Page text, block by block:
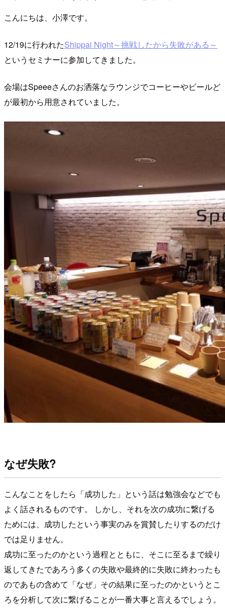
こんにちは、小澤です。
12/19に行われたShippai Night～挑戦したから失敗がある～
というセミナーに参加してきました。
会場はSpeeeさんのお洒落なラウンジでコーヒーやビールど
が最初から用意されていました。
なぜ失敗?
こんなことをしたら「成功した」という話は勉強会などでも
よく話されるものです。 しかし、それを次の成功に繋げる
ためには、成功したという事実のみを賞賛したりするのだけ
では足りません。
成功に至ったのかという過程とともに、そこに至るまで繰り
返してきたであろう多くの失敗や最終的に失敗に終わったも
のであもの含めて「なぜ」その結果に至ったのかというとこ
ろを分析して次に繋げることが一番大事と言えるでしょう。